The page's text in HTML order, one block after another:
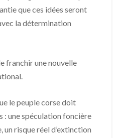
que ces idées seront
la détermination
franchir une nouvelle
le peuple corse doit
une spéculation foncière
risque réel d’extinction